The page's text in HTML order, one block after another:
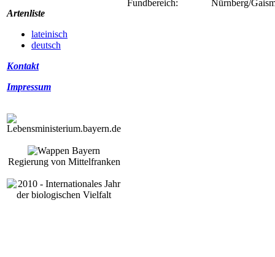
Artenliste
lateinisch
deutsch
Kontakt
Impressum
Regierung von Mittelfranken
Fundbereich: Nürnberg/